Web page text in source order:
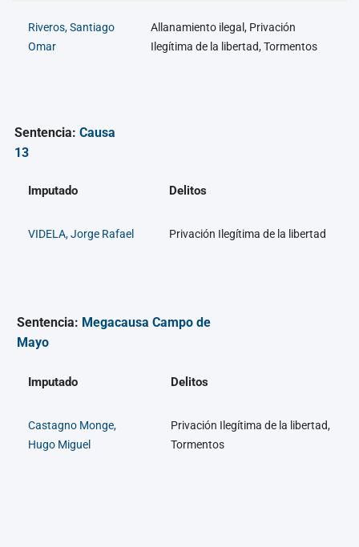
Riveros, Santiago
Omar
Allanamiento ilegal, Privación
Ilegítima de la libertad, Tormentos
Sentencia: Causa
13
Imputado Delitos
VIDELA, Jorge Rafael Privación Ilegítima de la libertad
Sentencia: Megacausa Campo de
Mayo
Imputado Delitos
Castagno Monge,
Hugo Miguel
Privación Ilegítima de la libertad,
Tormentos